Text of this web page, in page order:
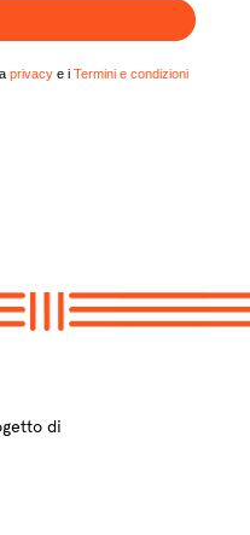
privacye i Termini e condizioni
di